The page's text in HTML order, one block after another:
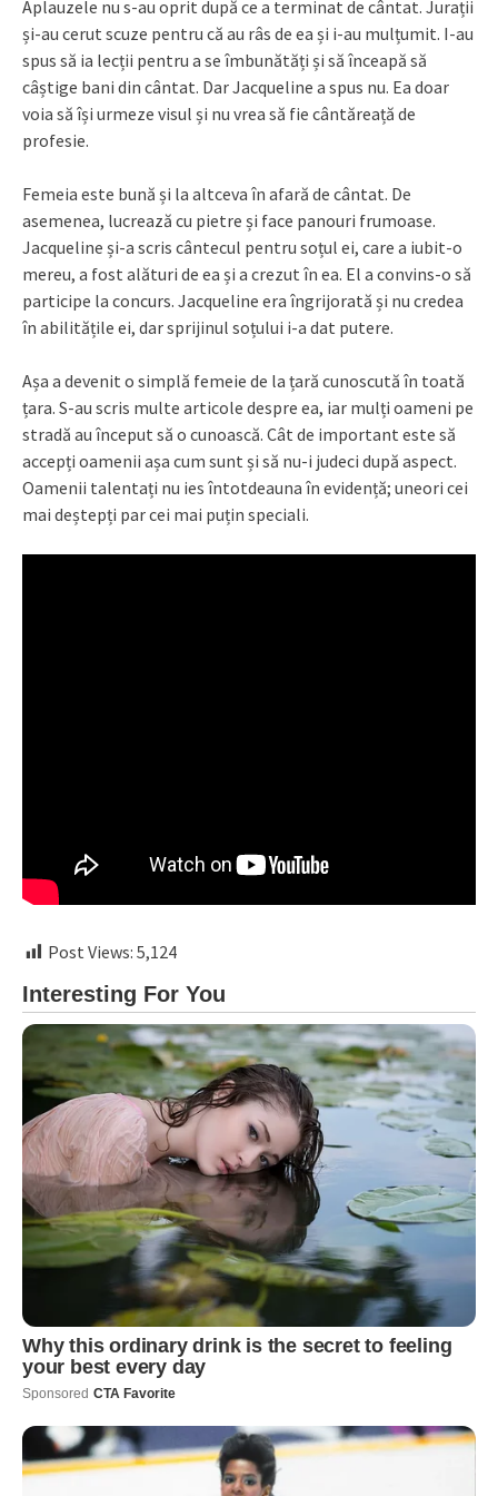
Aplauzele nu s-au oprit după ce a terminat de cântat. Jurații
și-au cerut scuze pentru că au râs de ea și i-au mulțumit. I-au
spus să ia lecții pentru a se îmbunătăți și să înceapă să
câștige bani din cântat. Dar Jacqueline a spus nu. Ea doar
voia să își urmeze visul și nu vrea să fie cântăreață de
profesie.
Femeia este bună și la altceva în afară de cântat. De
asemenea, lucrează cu pietre și face panouri frumoase.
Jacqueline și-a scris cântecul pentru soțul ei, care a iubit-o
mereu, a fost alături de ea și a crezut în ea. El a convins-o să
participe la concurs. Jacqueline era îngrijorată și nu credea
în abilitățile ei, dar sprijinul soțului i-a dat putere.
Așa a devenit o simplă femeie de la țară cunoscută în toată
țara. S-au scris multe articole despre ea, iar mulți oameni pe
stradă au început să o cunoască. Cât de important este să
accepți oamenii așa cum sunt și să nu-i judeci după aspect.
Oamenii talentați nu ies întotdeauna în evidență; uneori cei
mai deștepți par cei mai puțin speciali.
Post Views: 5,124